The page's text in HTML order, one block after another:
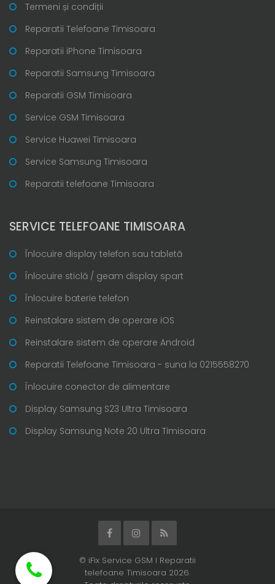
Termeni și condiții
Reparatii Telefoane Timisoara
Reparatii iPhone Timisoara
Reparatii Samsung Timisoara
Reparatii GSM Timisoara
Service GSM Timisoara
Service Huawei Timisoara
Service Samsung Timisoara
Reparatii telefoane Timisoara
SERVICE TELEFOANE TIMISOARA
Înlocuire display telefon sau tabletă
Înlocuire sticlă / geam display spart
Înlocuire baterie telefon
Reinstalare sistem de operare iOS
Reinstalare sistem de operare Android
Reparatii Telefoane Timisoara - suna la 0215558270
Înlocuire conector de alimentare
Display Samsung S23 Ultra Timisoara
Display Samsung Note 20 Ultra Timisoara
© iFix Service GSM I Reparatii
telefoane Timisoara 2026.